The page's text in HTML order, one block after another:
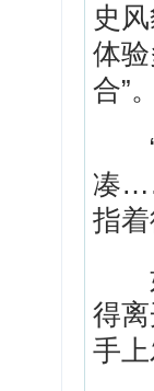
史
体
合”。
“
凑
指
如
得
手